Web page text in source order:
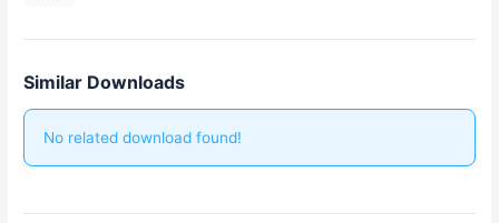
Similar Downloads
No related download found!